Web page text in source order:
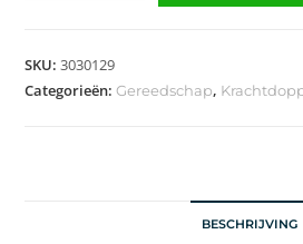
SKU:3030129
Categorieën:Gereedschap,
BESCHRIJVING